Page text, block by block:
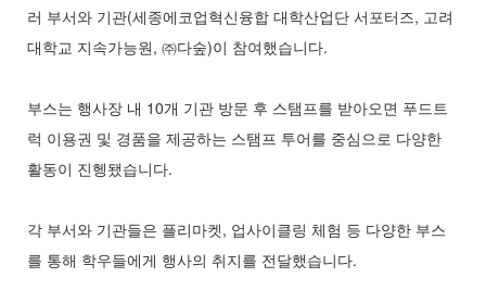
러 부서와 기관(세종에코업혁신융합 대학산업단 서포터즈, 고려
대학교 지속가능원, ㈜다숲)이 참여했습니다.
부스는 행사장 내 10개 기관 방문 후 스탬프를 받아오면 푸드트
럭 이용권 및 경품을 제공하는 스탬프 투어를 중심으로 다양한
활동이 진헹됐습니다.
각 부서와 기관들은 플리마켓, 업사이클링 체험 등 다양한 부스
를 통해 학우들에게 행사의 취지를 전달했습니다.